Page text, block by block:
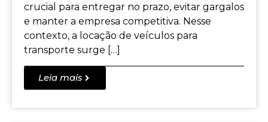
crucial para entregar no prazo, evitar gargalos
e manter a empresa competitiva. Nesse
contexto, a locação de veículos para
transporte surge […]
Leia mais